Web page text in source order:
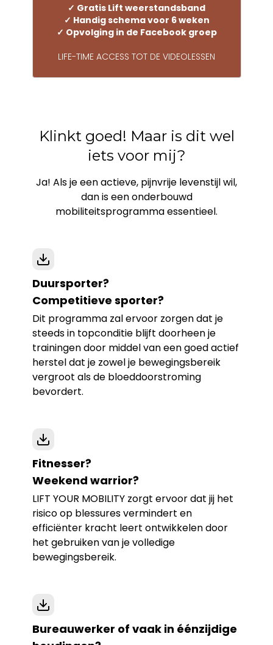
✓ Gratis Lift weerstandsband
✓ Handig schema voor 6 weken
✓ Opvolging in de Facebook groep
LIFE-TIME ACCESS TOT DE VIDEOLESSEN
Klinkt goed! Maar is dit wel
iets voor mij?
Ja! Als je een actieve, pijnvrije levenstijl wil,
dan is een onderbouwd
mobiliteitsprogramma essentieel.
Duursporter?
Competitieve sporter?
Dit programma zal ervoor zorgen dat je
steeds in topconditie blijft doorheen je
trainingen door middel van een goed actief
herstel dat je zowel je bewegingsbereik
vergroot als de bloeddoorstroming
bevordert.
Fitnesser?
Weekend warrior?
LIFT YOUR MOBILITY zorgt ervoor dat jij het
risico op blessures vermindert en
efficiënter kracht leert ontwikkelen door
het gebruiken van je volledige
bewegingsbereik.
Bureauwerker of vaak in éénzijdige